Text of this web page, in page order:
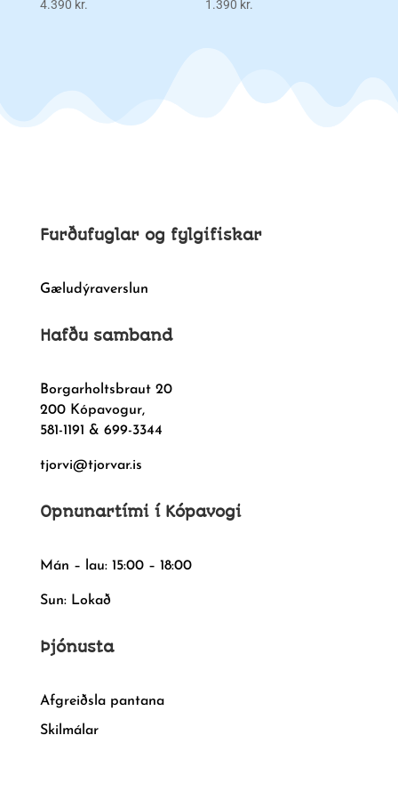
4.390 kr. 1.390 kr.
Furðufuglar og fylgifiskar
Gæludýraverslun
Hafðu samband
Borgarholtsbraut 20
200 Kópavogur,
581-1191 & 699-3344
tjorvi@tjorvar.is
Opnunartími í Kópavogi
Mán – lau: 15:00 – 18:00
Sun: Lokað
Þjónusta
Afgreiðsla pantana
Skilmálar